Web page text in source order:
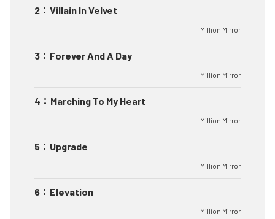
2 ： Villain In Velvet
Million Mirror
3 ： Forever And A Day
Million Mirror
4 ： Marching To My Heart
Million Mirror
5 ： Upgrade
Million Mirror
6 ： Elevation
Million Mirror